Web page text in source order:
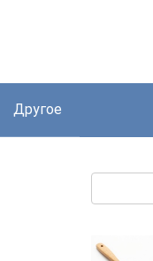
Другое